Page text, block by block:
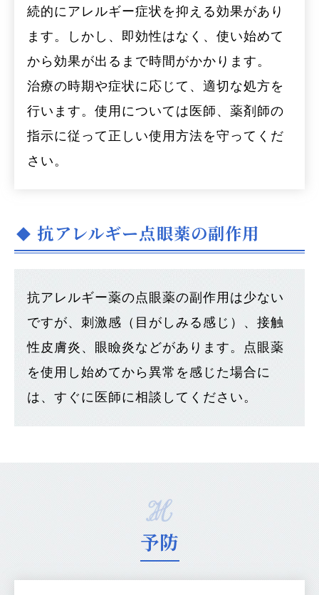
続的にアレルギー症状を抑える効果があり
ます。しかし、即効性はなく、使い始めて
から効果が出るまで時間がかかります。
治療の時期や症状に応じて、適切な処方を
行います。使用については医師、薬剤師の
指示に従って正しい使用方法を守ってくだ
さい。
抗アレルギー点眼薬の副作用
抗アレルギー薬の点眼薬の副作用は少ない
ですが、刺激感（目がしみる感じ）、接触
性皮膚炎、眼瞼炎などがあります。点眼薬
を使用し始めてから異常を感じた場合に
は、すぐに医師に相談してください。
予防